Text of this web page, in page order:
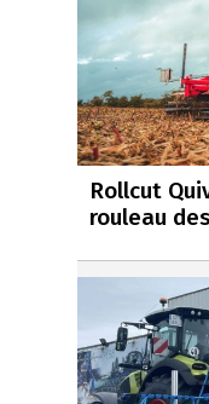
Rollcut
rouleau